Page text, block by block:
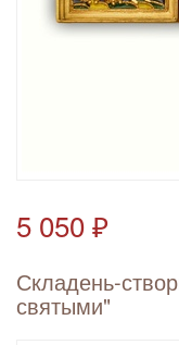
5 050 ₽
Складень-
святыми"